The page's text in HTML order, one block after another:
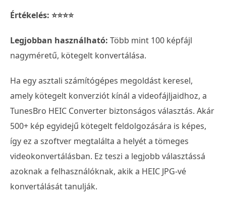
Értékelés: ⭐⭐⭐⭐
Legjobban használható: Több mint 100 képfájl
nagyméretű, kötegelt konvertálása.
Ha egy asztali számítógépes megoldást keresel,
amely kötegelt konverziót kínál a videofájljaidhoz, a
TunesBro HEIC Converter biztonságos választás. Akár
500+ kép egyidejű kötegelt feldolgozására is képes,
így ez a szoftver megtalálta a helyét a tömeges
videokonvertálásban. Ez teszi a legjobb választássá
azoknak a felhasználóknak, akik a HEIC JPG-vé
konvertálását tanulják.